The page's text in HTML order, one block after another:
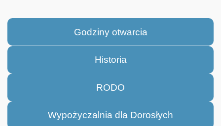
Godziny otwarcia
Historia
RODO
Wypożyczalnia dla Dorosłych